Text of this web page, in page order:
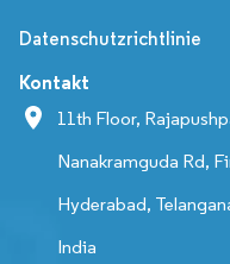
Datenschutzrichtlinie
Kontakt
11th Floor,
Nanakramguda Rd,
Hyderabad,
India